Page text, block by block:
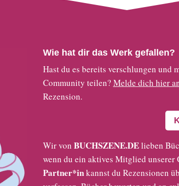
Wie hat dir das Werk gefallen?
Hast du es bereits verschlungen und
Community teilen? Melde dich hier
Rezension.
Wir von BUCHSZENE.DElieben
wenn du ein aktives Mitglied
Partner*inkannst du Rezensionen